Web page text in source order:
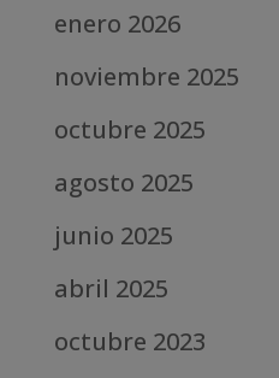
enero 2026
noviembre 2025
octubre 2025
agosto 2025
junio 2025
abril 2025
octubre 2023